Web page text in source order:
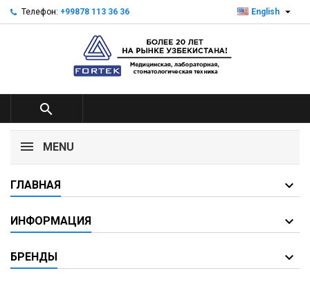
Телефон: +99878 113 36 36 English 

MENU
ГЛАВНАЯ
ИНФОРМАЦИЯ
БРЕНДЫ